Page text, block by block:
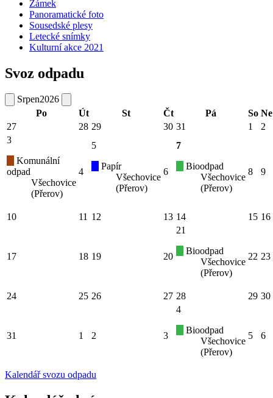
Zámek
Panoramatické foto
Sousedské plesy
Letecké snímky
Kulturní akce 2021
Svoz odpadu
Srpen2026
Po
Út St Čt Pá So Ne
27
28 29 30 31 1
2
3
Komunální
odpad
Všechovice
(Přerov)
4
5
Papír
Všechovice
(Přerov)
6
7
Bioodpad
Všechovice
(Přerov)
8 9
10 11 12 13 14 15 16
17 18 19 20
21
Bioodpad
Všechovice
(Přerov)
22 23
24 25 26 27 28 29 30
31 1 2 3
4
Bioodpad
Všechovice
(Přerov)
5 6
Kalendář svozu odpadu